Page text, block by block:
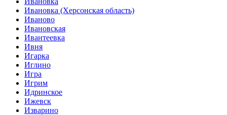
Ивановка (Херсонская область)
Иваново
Ивановская
Ивантеевка
Ивня
Игарка
Иглино
Игра
Игрим
Идринское
Ижевск
Изварино